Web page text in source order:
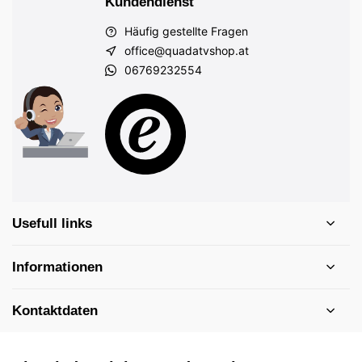
Häufig gestellte Fragen
office@quadatvshop.at
06769232554
Usefull links
Informationen
Kontaktdaten